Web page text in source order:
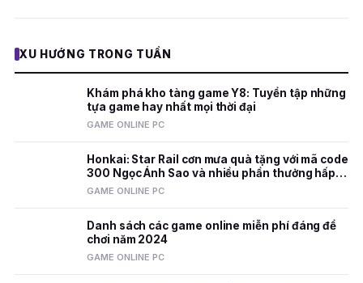
XU HƯỚNG TRONG TUẦN
Khám phá kho tàng game Y8: Tuyển tập những
tựa game hay nhất mọi thời đại
GAME ONLINE PC
Honkai: Star Rail cơn mưa quà tặng với mã code
300 Ngọc Ánh Sao và nhiều phần thưởng hấp
dẫn
GAME ONLINE PC
Danh sách các game online miễn phí đáng để
chơi năm 2024
GAME ONLINE PC